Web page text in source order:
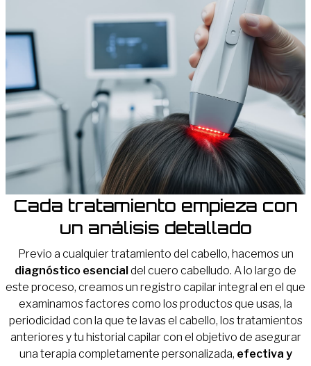
Cada tratamiento empieza con
un análisis detallado
Previo a cualquier tratamiento del cabello, hacemos un
diagnóstico esencial del cuero cabelludo. A lo largo de
este proceso, creamos un registro capilar integral en el que
examinamos factores como los productos que usas, la
periodicidad con la que te lavas el cabello, los tratamientos
anteriores y tu historial capilar con el objetivo de asegurar
una terapia completamente personalizada, efectiva y